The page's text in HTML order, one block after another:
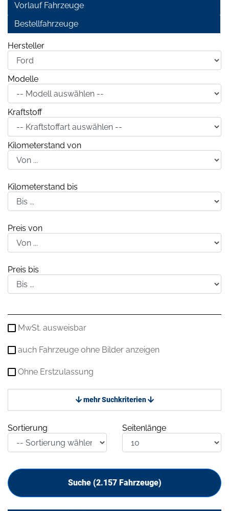
Vorlauf Fahrzeuge
Bestellfahrzeuge
Hersteller
Modelle
Kraftstoff
Kilometerstand von
Kilometerstand bis
Preis von
Preis bis
MwSt. ausweisbar
auch Fahrzeuge ohne Bilder anzeigen
Ohne Erstzulassung
mehr Suchkriterien
Sortierung Seitenlänge
Suche (2.157Fahrzeuge)